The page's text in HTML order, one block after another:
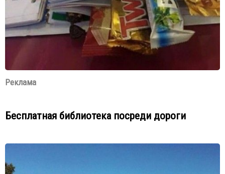
Реклама
Бесплатная библиотека посреди дороги